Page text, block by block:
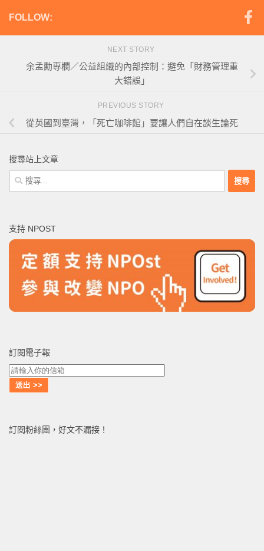
FOLLOW:
NEXT STORY
余孟勳專欄／公益組織的內部控制：避免「財務管理重
大錯誤」
PREVIOUS STORY
從英國到臺灣，「死亡咖啡館」要讓人們自在談生論死
搜尋站上文章
搜
尋
字:
支持 NPOST
訂閱電子報
訂閱粉絲團，好文不漏接！